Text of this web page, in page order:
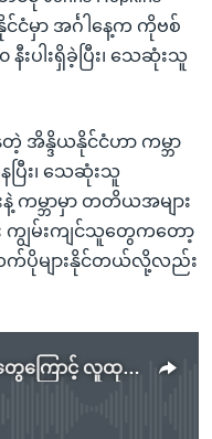
မှာ အင်္ဂါနေ့က ကိုဗစ်
းပါးရှိခဲ့ပြီး၊ သေဆုံးသူ
တဲ့ အိန္ဒိယနိုင်ငံဟာ ကမ္ဘာ
ပြီး၊ သေဆုံးသူ
ကမ္ဘာမှာ တတိယအများ
ကျွမ်းကျင်သူတွေကတော့
ပိုများနိုင်တယ်လို့လည်း
ဂင်္ဂါမြစ်ထဲ မျောနေတဲ့ အလောင်းတွေကြောင့် လူထုကျန်းမာရေး စိုးရိမ်ရ
available